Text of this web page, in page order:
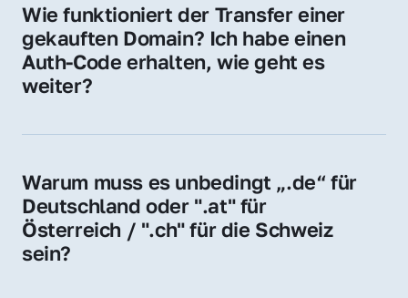
Wie funktioniert der Transfer einer
gekauften Domain? Ich habe einen
Auth-Code erhalten, wie geht es
weiter?
Provider, die Domain zu übernehmen. Gerne
schnellen Prozess.
Warum muss es unbedingt „.de“ für
Deutschland oder ".at" für
Österreich / ".ch" für die Schweiz
sein?